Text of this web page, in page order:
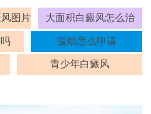
图片 大面积白癜风怎么治
援助怎么申请
青少年白癜风